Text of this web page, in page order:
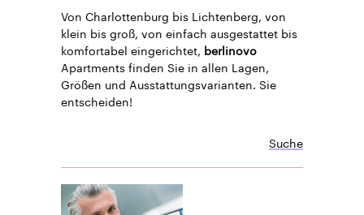
Von Charlottenburg bis Lichtenberg, von
klein bis groß, von einfach ausgestattet bis
komfortabel eingerichtet, berlinovo
Apartments finden Sie in allen Lagen,
Größen und Ausstattungsvarianten. Sie
entscheiden!
Suche